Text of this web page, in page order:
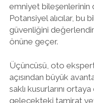
emniyet bileşenlerinin
Potansiyel alıcılar, bu
güvenliğini
önüne geçer.
Üçüncüsü, oto
açısından büyük
saklı kusurlarını
gelecekteki tamirat